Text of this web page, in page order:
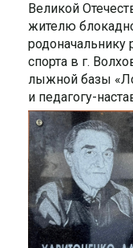
Великой
жителю
родоначальнику
спорта в г.
лыжной базы
и педагогу-